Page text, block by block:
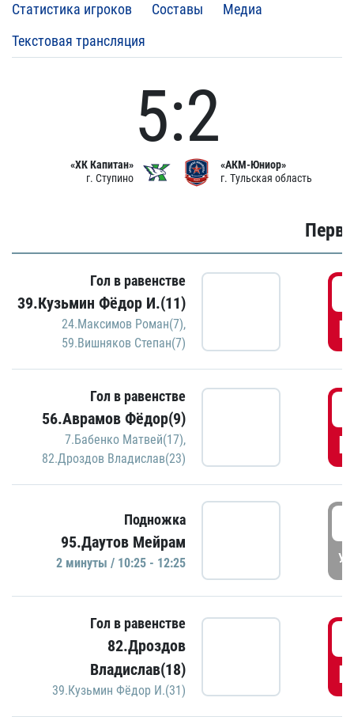
Статистика игроков
Составы
Медиа
Текстовая трансляция
«ХК Капитан»
г. Ступино
5:2
«АКМ-Юниор»
г. Тульская область
Гол в равенстве
39.Кузьмин Фёдор И.(11)
24.Максимов Роман(7),
59.Вишняков Степан(7)
Гол в равенстве
56.Аврамов Фёдор(9)
7.Бабенко Матвей(17),
82.Дроздов Владислав(23)
Подножка
95.Даутов Мейрам
2 минуты / 10:25 - 12:25
Гол в равенстве
82.Дроздов
Владислав(18)
39.Кузьмин Фёдор И.(31)